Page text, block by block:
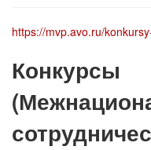
https://mvp.avo.ru/